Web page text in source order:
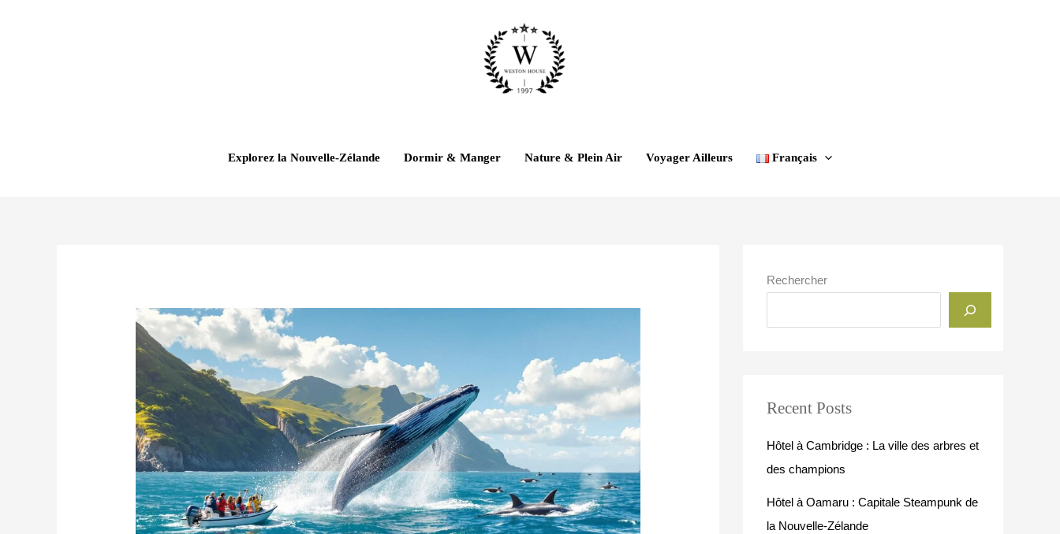
Explorez la Nouvelle-Zélande Dormir & Manger Nature & Plein Air Voyager Ailleurs Français
Rechercher
Recent Posts
Hôtel à Cambridge : La ville des arbres et
des champions
Hôtel à Oamaru : Capitale Steampunk de
la Nouvelle-Zélande